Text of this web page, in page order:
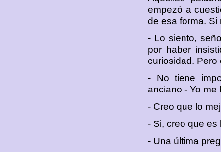
empezó a
de esa forma.
- Lo siento,
por haber
curiosidad. Pero
- No tiene
anciano - Yo me
- Creo que lo
- Si, creo que es
- Una última